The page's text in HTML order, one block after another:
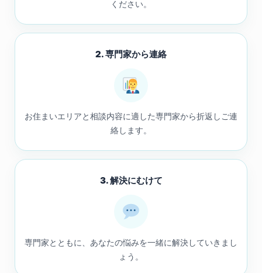
ください。
2. 専門家から連絡
お住まいエリアと相談内容に適した専門家から折返しご連
絡します。
3. 解決にむけて
専門家とともに、あなたの悩みを一緒に解決していきまし
ょう。